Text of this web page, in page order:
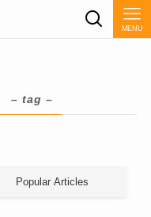
MENU
– tag –
Popular Articles